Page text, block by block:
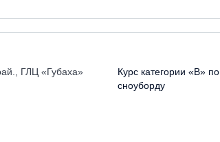
ГЛЦ «Губаха»
Курс категории «В» по
сноуборду